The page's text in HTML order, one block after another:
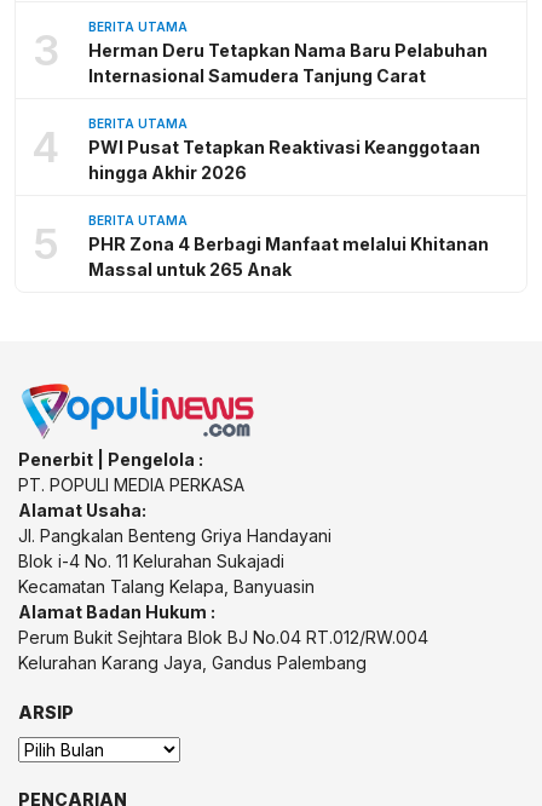
3 BERITA UTAMA
Herman Deru Tetapkan Nama Baru Pelabuhan
Internasional Samudera Tanjung Carat
4 BERITA UTAMA
PWI Pusat Tetapkan Reaktivasi Keanggotaan
hingga Akhir 2026
5 BERITA UTAMA
PHR Zona 4 Berbagi Manfaat melalui Khitanan
Massal untuk 265 Anak
Penerbit | Pengelola :
PT. POPULI MEDIA PERKASA
Alamat Usaha:
Jl. Pangkalan Benteng Griya Handayani
Blok i-4 No. 11 Kelurahan Sukajadi
Kecamatan Talang Kelapa, Banyuasin
Alamat Badan Hukum :
Perum Bukit Sejhtara Blok BJ No.04 RT.012/RW.004
Kelurahan Karang Jaya, Gandus Palembang
ARSIP
Arsip
PENCARIAN